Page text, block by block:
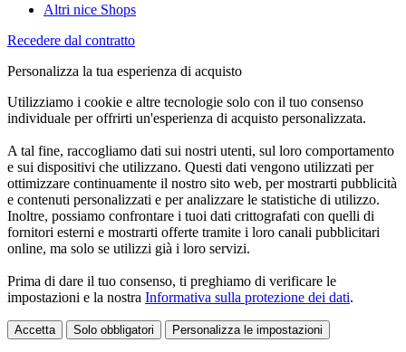
Altri nice Shops
Recedere dal contratto
Personalizza la tua esperienza di acquisto
Utilizziamo i cookie e altre tecnologie solo con il tuo consenso
individuale per offrirti un'esperienza di acquisto personalizzata.
A tal fine, raccogliamo dati sui nostri utenti, sul loro comportamento
e sui dispositivi che utilizzano. Questi dati vengono utilizzati per
ottimizzare continuamente il nostro sito web, per mostrarti pubblicità
e contenuti personalizzati e per analizzare le statistiche di utilizzo.
Inoltre, possiamo confrontare i tuoi dati crittografati con quelli di
fornitori esterni e mostrarti offerte tramite i loro canali pubblicitari
online, ma solo se utilizzi già i loro servizi.
Prima di dare il tuo consenso, ti preghiamo di verificare le
impostazioni e la nostra Informativa sulla protezione dei dati.
Accetta Solo obbligatori Personalizza le impostazioni